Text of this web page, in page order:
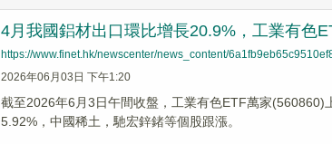
4月我國鋁材出口環比增長20.9%，工業有色
https://www.finet.hk/newscenter/news_content/
2026年06月03日 下午1:20
截至2026年6月3日午間收盤，工業有色ETF萬家
5.92%，中國稀土，馳宏鋅鍺等個股跟漲。